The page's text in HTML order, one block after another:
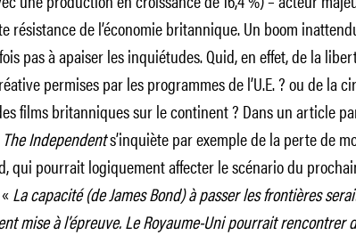
résistance de l’économie britannique. Un boom
pas à apaiser les inquiétudes. Quid, en effet, de la
permises par les programmes de l’U.E. ? ou de la
films britanniques sur le continent ? Dans un article
The Independents’inquiète par exemple de la perte de
qui pourrait logiquement affecter le scénario du
La capacité (de James Bond) à passer les frontières
mise à l’épreuve.Le Royaume-Uni pourrait rencontrer